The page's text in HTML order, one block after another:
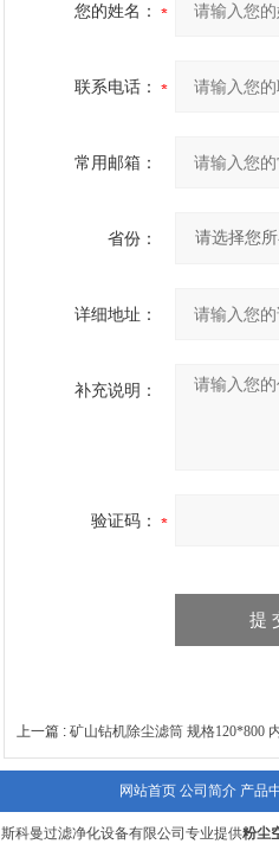
您的姓名：
联系电话：
常用邮箱：
省份：
详细地址：
补充说明：
验证码：
上一篇 : 矿山钻机除尘滤筒 规格120*800
网站首页 公司简介 产品
斯科曼过滤净化设备有限公司专业提供粉尘